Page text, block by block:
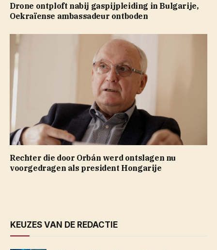
Drone ontploft nabij gaspijpleiding in Bulgarije,
Oekraïense ambassadeur ontboden
Rechter die door Orbán werd ontslagen nu
voorgedragen als president Hongarije
KEUZES VAN DE REDACTIE